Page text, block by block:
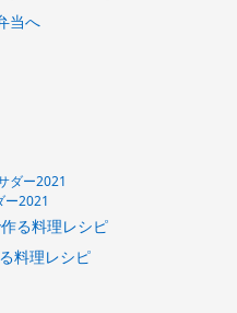
ー2021
料理レシピ